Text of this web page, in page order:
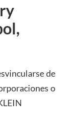
de
o